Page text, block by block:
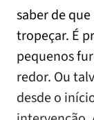
saber de
tropeçar. É
pequenos
redor. Ou
desde o